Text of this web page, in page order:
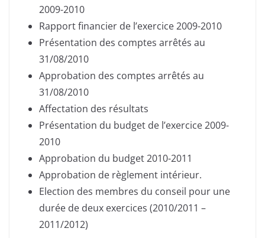
2009-2010
Rapport financier de l’exercice 2009-2010
Présentation des comptes arrêtés au
31/08/2010
Approbation des comptes arrêtés au
31/08/2010
Affectation des résultats
Présentation du budget de l’exercice 2009-
2010
Approbation du budget 2010-2011
Approbation de règlement intérieur.
Election des membres du conseil pour une
durée de deux exercices (2010/2011 –
2011/2012)